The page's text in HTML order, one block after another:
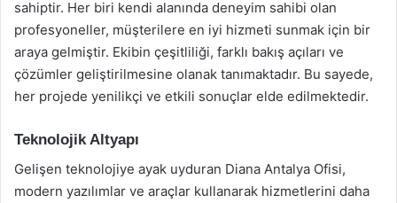
sahiptir. Her biri kendi alanında deneyim sahibi olan
profesyoneller, müşterilere en iyi hizmeti sunmak için bir
araya gelmiştir. Ekibin çeşitliliği, farklı bakış açıları ve
çözümler geliştirilmesine olanak tanımaktadır. Bu sayede,
her projede yenilikçi ve etkili sonuçlar elde edilmektedir.
Teknolojik Altyapı
Gelişen teknolojiye ayak uyduran Diana Antalya Ofisi,
modern yazılımlar ve araçlar kullanarak hizmetlerini daha